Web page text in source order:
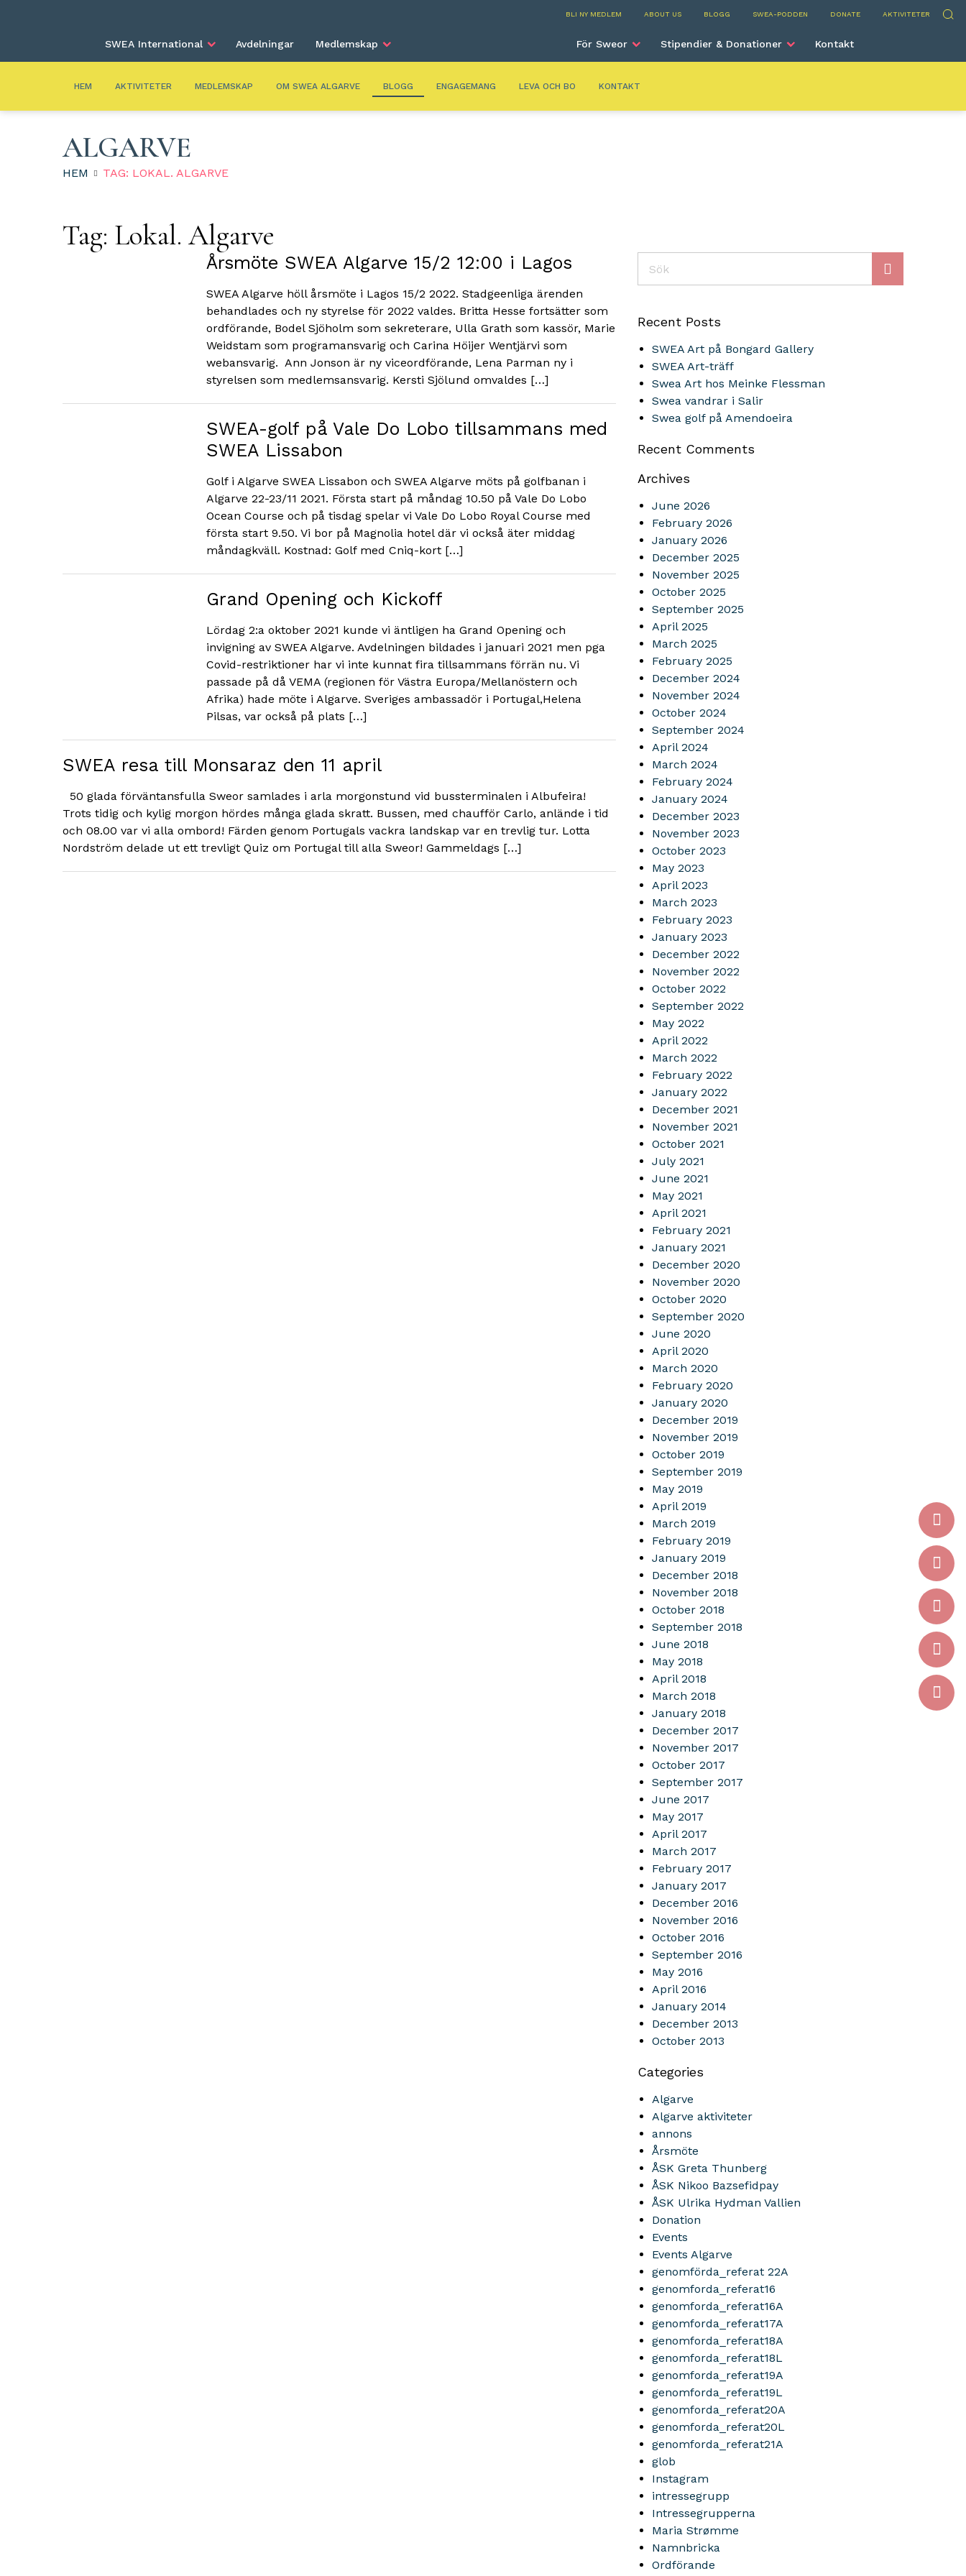
BLI NY MEDLEM ABOUT US BLOGG SWEA-PODDEN DONATE AKTIVITETER Sök
Algarve
SWEA International Avdelningar Medlemskap För Sweor Stipendier & Donationer Kontakt
HEM AKTIVITETER MEDLEMSKAP OM SWEA ALGARVE BLOGG ENGAGEMANG LEVA OCH BO KONTAKT
ALGARVE
HEM TAG: LOKAL. ALGARVE
Tag: Lokal. Algarve
Årsmöte SWEA Algarve 15/2 12:00 i Lagos
SWEA Algarve höll årsmöte i Lagos 15/2 2022. Stadgeenliga ärenden
behandlades och ny styrelse för 2022 valdes. Britta Hesse fortsätter som
ordförande, Bodel Sjöholm som sekreterare, Ulla Grath som kassör, Marie
Weidstam som programansvarig och Carina Höijer Wentjärvi som
webansvarig. Ann Jonson är ny viceordförande, Lena Parman ny i
styrelsen som medlemsansvarig. Kersti Sjölund omvaldes […]
SWEA-golf på Vale Do Lobo tillsammans med
SWEA Lissabon
Golf i Algarve SWEA Lissabon och SWEA Algarve möts på golfbanan i
Algarve 22-23/11 2021. Första start på måndag 10.50 på Vale Do Lobo
Ocean Course och på tisdag spelar vi Vale Do Lobo Royal Course med
första start 9.50. Vi bor på Magnolia hotel där vi också äter middag
måndagkväll. Kostnad: Golf med Cniq-kort […]
Grand Opening och Kickoff
Lördag 2:a oktober 2021 kunde vi äntligen ha Grand Opening och
invigning av SWEA Algarve. Avdelningen bildades i januari 2021 men pga
Covid-restriktioner har vi inte kunnat fira tillsammans förrän nu. Vi
passade på då VEMA (regionen för Västra Europa/Mellanöstern och
Afrika) hade möte i Algarve. Sveriges ambassadör i Portugal,Helena
Pilsas, var också på plats […]
SWEA resa till Monsaraz den 11 april
50 glada förväntansfulla Sweor samlades i arla morgonstund vid bussterminalen i Albufeira!
Trots tidig och kylig morgon hördes många glada skratt. Bussen, med chaufför Carlo, anlände i tid
och 08.00 var vi alla ombord! Färden genom Portugals vackra landskap var en trevlig tur. Lotta
Nordström delade ut ett trevligt Quiz om Portugal till alla Sweor! Gammeldags […]
Recent Posts
SWEA Art på Bongard Gallery
SWEA Art-träff
Swea Art hos Meinke Flessman
Swea vandrar i Salir
Swea golf på Amendoeira
Recent Comments
Archives
June 2026
February 2026
January 2026
December 2025
November 2025
October 2025
September 2025
April 2025
March 2025
February 2025
December 2024
November 2024
October 2024
September 2024
April 2024
March 2024
February 2024
January 2024
December 2023
November 2023
October 2023
May 2023
April 2023
March 2023
February 2023
January 2023
December 2022
November 2022
October 2022
September 2022
May 2022
April 2022
March 2022
February 2022
January 2022
December 2021
November 2021
October 2021
July 2021
June 2021
May 2021
April 2021
February 2021
January 2021
December 2020
November 2020
October 2020
September 2020
June 2020
April 2020
March 2020
February 2020
January 2020
December 2019
November 2019
October 2019
September 2019
May 2019
April 2019
March 2019
February 2019
January 2019
December 2018
November 2018
October 2018
September 2018
June 2018
May 2018
April 2018
March 2018
January 2018
December 2017
November 2017
October 2017
September 2017
June 2017
May 2017
April 2017
March 2017
February 2017
January 2017
December 2016
November 2016
October 2016
September 2016
May 2016
April 2016
January 2014
December 2013
October 2013
Categories
Algarve
Algarve aktiviteter
annons
Årsmöte
ÅSK Greta Thunberg
ÅSK Nikoo Bazsefidpay
ÅSK Ulrika Hydman Vallien
Donation
Events
Events Algarve
genomförda_referat 22A
genomforda_referat16
genomforda_referat16A
genomforda_referat17A
genomforda_referat18A
genomforda_referat18L
genomforda_referat19A
genomforda_referat19L
genomforda_referat20A
genomforda_referat20L
genomforda_referat21A
glob
Instagram
intressegrupp
Intressegrupperna
Maria Strømme
Namnbricka
Ordförande